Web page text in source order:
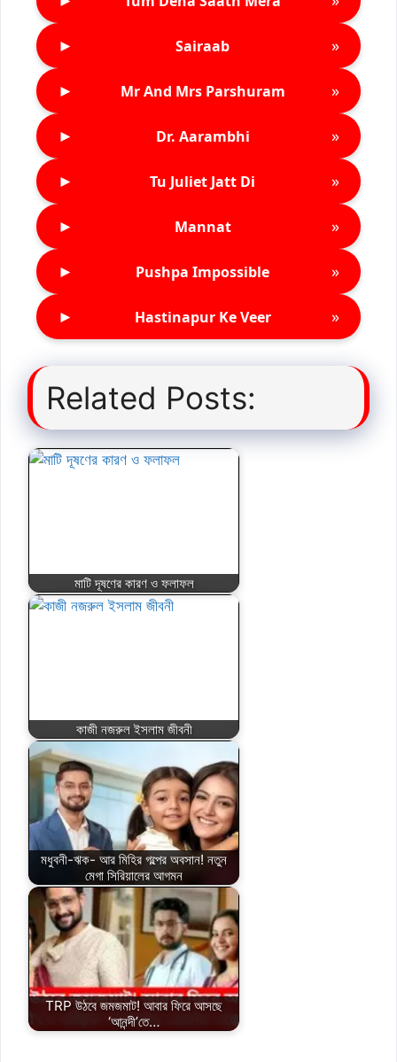
► Sairaab »
► Mr And Mrs Parshuram »
► Dr. Aarambhi »
► Tu Juliet Jatt Di »
► Mannat »
► Pushpa Impossible »
► Hastinapur Ke Veer »
Related Posts:
মাটি দূষণের কারণ ও ফলাফল
কাজী নজরুল ইসলাম জীবনী
মধুবনী-ঋক- আর মিহির গল্পের অবসান! নতুন
মেগা সিরিয়ালের আগমন
TRP উঠবে জমজমাট! আবার ফিরে আসছে
‘আনন্দী’তে…